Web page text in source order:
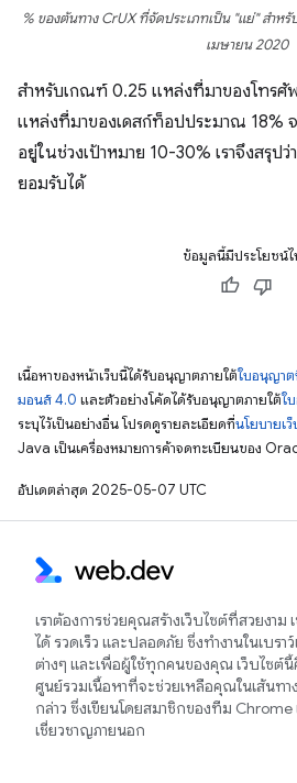
% ของต้นทาง CrUX ที่จัดประเภทเป็น "แย่" สำห
เมษายน 2020
สำหรับเกณฑ์ 0.25 แหล่งที่มาของโทร
แหล่งที่มาของเดสก์ท็อปประมาณ 18%
อยู่ในช่วงเป้าหมาย 10-30% เราจึงสรุ
ยอมรับได้
ข้อมูลนี้มีประโยชน์
เนื้อหาของหน้าเว็บนี้ได้รับอนุญาตภายใต้ใบอนุญาต
มอนส์ 4.0 และตัวอย่างโค้ดได้รับอนุญาตภายใต้ใ
ระบุไว้เป็นอย่างอื่น โปรดดูรายละเอียดที่นโยบายเ
Java เป็นเครื่องหมายการค้าจดทะเบียนของ
อัปเดตล่าสุด 2025-05-07 UTC
เราต้องการช่วยคุณสร้างเว็บไซต์ที่สวยงาม
ได้ รวดเร็ว และปลอดภัย ซึ่งทำงานในเบราว์
ต่างๆ และเพื่อผู้ใช้ทุกคนของคุณ เว็บไซต์นี้
ศูนย์รวมเนื้อหาที่จะช่วยเหลือคุณในเส้นทา
กล่าว ซึ่งเขียนโดยสมาชิกของทีม Chrome
เชี่ยวชาญภายนอก